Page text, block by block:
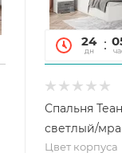
24
дн
Спальня
светлый/
Цвет корпуса